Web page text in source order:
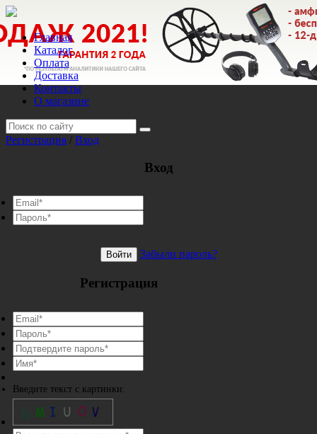
Главная
Каталог
Оплата
Доставка
Контакты
О магазине
Регистрация / Вход
Вход
Войти Забыли пароль?
Регистрация
Введите текст с картинки: